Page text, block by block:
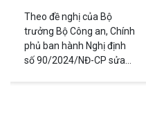
Theo đề nghị của Bộ
trưởng Bộ Công an, Chính
phủ ban hành Nghị định
số 90/2024/NĐ-CP sửa